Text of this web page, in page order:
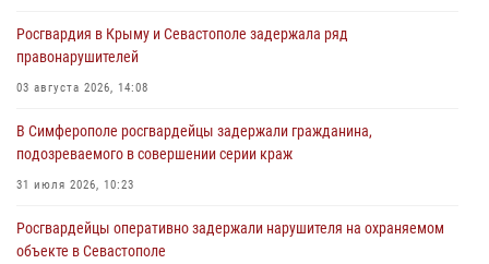
Росгвардия в Крыму и Севастополе задержала ряд
правонарушителей
03 августа 2026, 14:08
В Симферополе росгвардейцы задержали гражданина,
подозреваемого в совершении серии краж
31 июля 2026, 10:23
Росгвардейцы оперативно задержали нарушителя на охраняемом
объекте в Севастополе